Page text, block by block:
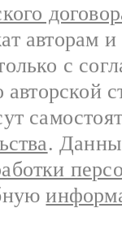
авторам
с
.